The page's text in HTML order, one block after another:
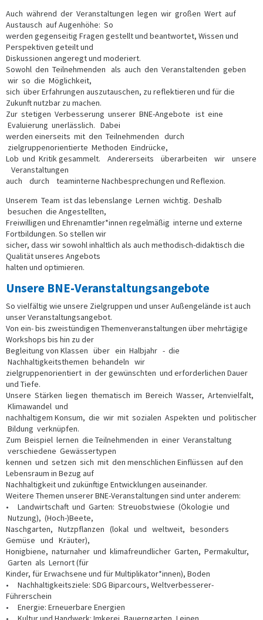
Auch während der Veranstaltungen legen wir großen Wert auf
Austausch auf Augenhöhe: So
werden gegenseitig Fragen gestellt und beantwortet, Wissen und
Perspektiven geteilt und
Diskussionen angeregt und moderiert.
Sowohl den Teilnehmenden als auch den Veranstaltenden geben
wir so die Möglichkeit,
sich über Erfahrungen auszutauschen, zu reflektieren und für die
Zukunft nutzbar zu machen.
Zur stetigen Verbesserung unserer BNE-Angebote ist eine
Evaluierung unerlässlich. Dabei
werden einerseits mit den Teilnehmenden durch
zielgruppenorientierte Methoden Eindrücke,
Lob und Kritik gesammelt. Andererseits überarbeiten wir unsere
Veranstaltungen
auch durch teaminterne Nachbesprechungen und Reflexion.
Unserem Team ist das lebenslange Lernen wichtig. Deshalb
besuchen die Angestellten,
Freiwilligen und Ehrenamtler*innen regelmäßig interne und externe
Fortbildungen. So stellen wir
sicher, dass wir sowohl inhaltlich als auch methodisch-didaktisch die
Qualität unseres Angebots
halten und optimieren.
Unsere BNE-Veranstaltungsangebote
So vielfältig wie unsere Zielgruppen und unser Außengelände ist auch
unser Veranstaltungsangebot.
Von ein- bis zweistündigen Themenveranstaltungen über mehrtägige
Workshops bis hin zu der
Begleitung von Klassen über ein Halbjahr - die
Nachhaltigkeitsthemen behandeln wir
zielgruppenorientiert in der gewünschten und erforderlichen Dauer
und Tiefe.
Unsere Stärken liegen thematisch im Bereich Wasser, Artenvielfalt,
Klimawandel und
nachhaltigem Konsum, die wir mit sozialen Aspekten und politischer
Bildung verknüpfen.
Zum Beispiel lernen die Teilnehmenden in einer Veranstaltung
verschiedene Gewässertypen
kennen und setzen sich mit den menschlichen Einflüssen auf den
Lebensraum in Bezug auf
Nachhaltigkeit und zukünftige Entwicklungen auseinander.
Weitere Themen unserer BNE-Veranstaltungen sind unter anderem:
• Landwirtschaft und Garten: Streuobstwiese (Ökologie und
Nutzung), (Hoch-)Beete,
Naschgarten, Nutzpflanzen (lokal und weltweit, besonders
Gemüse und Kräuter),
Honigbiene, naturnaher und klimafreundlicher Garten, Permakultur,
Garten als Lernort (für
Kinder, für Erwachsene und für Multiplikator*innen), Boden
• Nachhaltigkeitsziele: SDG Biparcours, Weltverbesserer-
Führerschein
• Energie: Erneuerbare Energien